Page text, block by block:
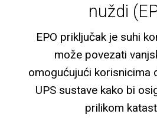
nuždi
EPO priključak je suhi
može povezati
omogućujući korisnicima
UPS sustave kako bi
prilikom